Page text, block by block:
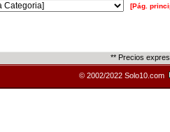
[Pág.
** Precios
© 2002/2022 Solo10.com